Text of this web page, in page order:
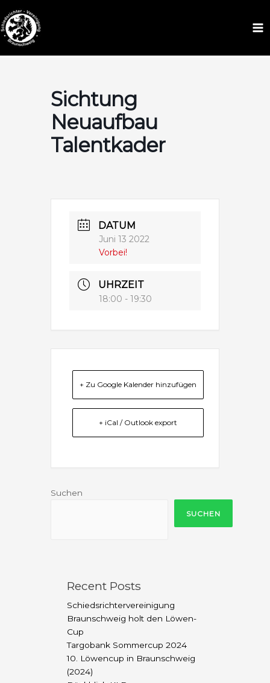
Inhalt
springen
Sichtung
Neuaufbau
Talentkader
DATUM
Juni 13 2022
Vorbei!
UHRZEIT
18:00 - 19:30
+ Zu Google Kalender hinzufügen
+ iCal / Outlook export
Suchen
SUCHEN
Recent Posts
Schiedsrichtervereinigung
Braunschweig holt den Löwen-
Cup
Targobank Sommercup 2024
10. Löwencup in Braunschweig
(2024)